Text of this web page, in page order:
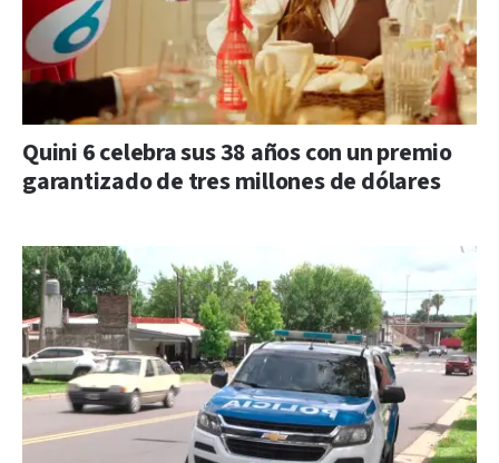
Quini 6 celebra sus 38 años con un premio
garantizado de tres millones de dólares